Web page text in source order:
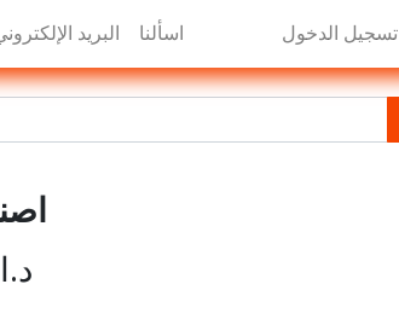
البريد اسألنا تسجيل الدخول
د.ا